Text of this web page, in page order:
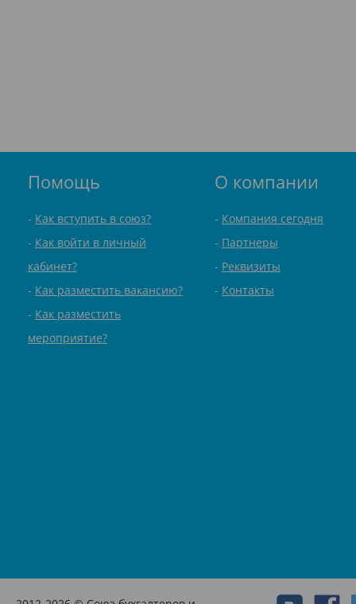
Помощь
Как вступить в союз?
Как войти в личный
кабинет?
Как разместить вакансию?
Как разместить
мероприятие?
О компании
Компания сегодня
Партнеры
Реквизиты
Контакты